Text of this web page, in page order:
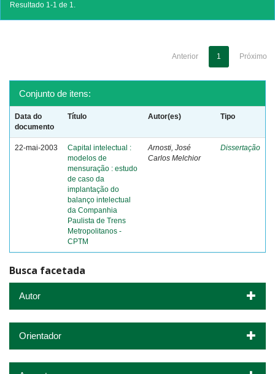
Resultado 1-1 de 1.
Anterior 1 Próximo
Conjunto de itens:
Data do
documento
Título Autor(es) Tipo
22-mai-2003
Capital intelectual :
modelos de
mensuração : estudo
de caso da
implantação do
balanço intelectual
da Companhia
Paulista de Trens
Metropolitanos -
CPTM
Arnosti, José
Carlos Melchior
Dissertação
Busca facetada
Autor
Orientador